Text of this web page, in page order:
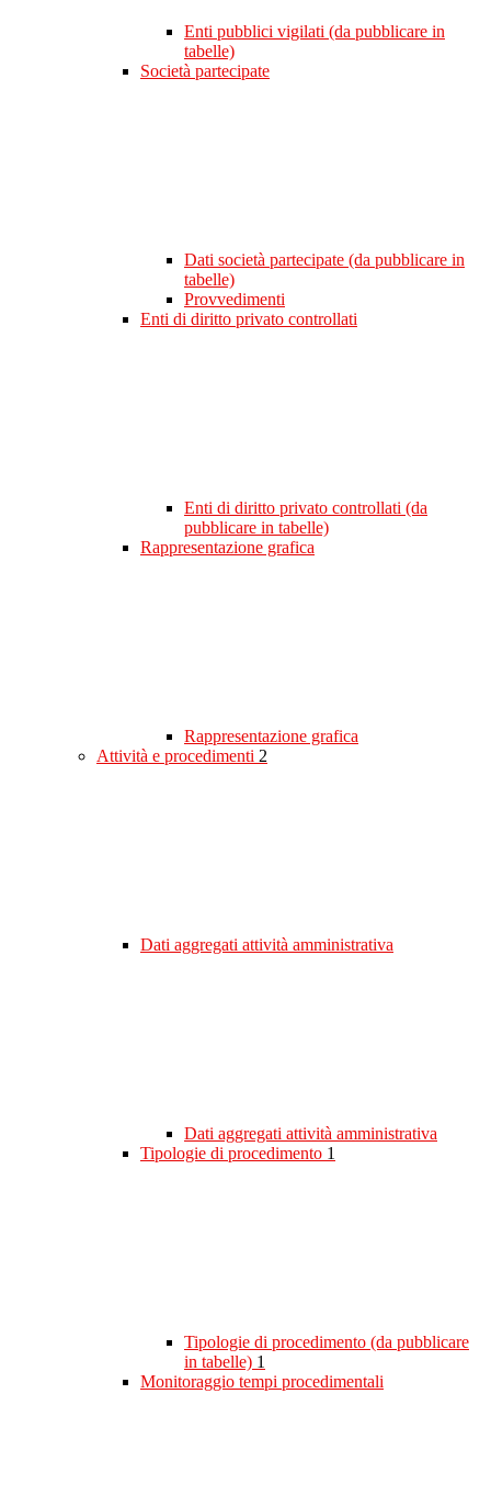
Enti pubblici vigilati (da pubblicare in
tabelle)
Società partecipate
Dati società partecipate (da pubblicare in
tabelle)
Provvedimenti
Enti di diritto privato controllati
Enti di diritto privato controllati (da
pubblicare in tabelle)
Rappresentazione grafica
Rappresentazione grafica
Attività e procedimenti 2
Dati aggregati attività amministrativa
Dati aggregati attività amministrativa
Tipologie di procedimento 1
Tipologie di procedimento (da pubblicare
in tabelle) 1
Monitoraggio tempi procedimentali